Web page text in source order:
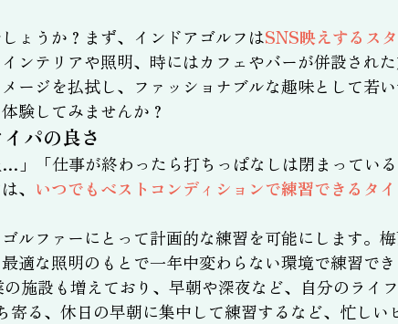
ょうか？まず、インドアゴルフはSNS映えするス
ンテリアや照明、時にはカフェやバーが併設され
ージを払拭し、ファッショナブルな趣味として若
験してみませんか？
パの良さ
…」「仕事が終わったら打ちっぱなしは閉まってい
、 いつでもベストコンディションで練習できるタ
ルファーにとって計画的な練習を可能にします。
適な照明のもとで一年中変わらない環境で練習で
施設も増えており、早朝や深夜など、自分のライ
寄る、休日の早朝に集中して練習するなど、忙し